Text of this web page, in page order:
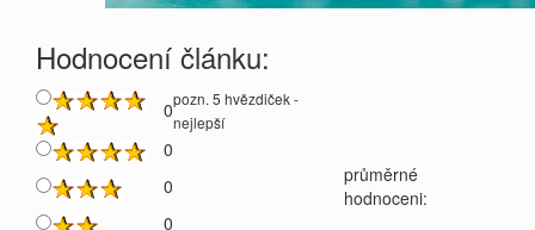
Hodnocení článku:
0pozn. 5 hvězdiček -
nejlepší
0
0
průměrné
hodnoceni:
0